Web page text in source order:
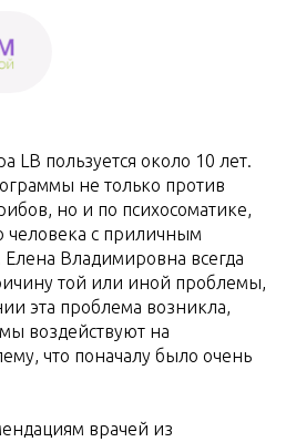
LB пользуется около 10 лет.
не только против
но и по психосоматике,
человека с приличным
Владимировна всегда
той или иной проблемы,
эта проблема возникла,
воздействуют на
что поначалу было очень
врачей из